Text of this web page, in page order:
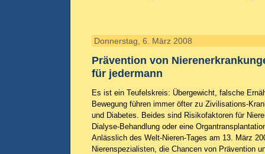
Donnerstag, 6. März 2008
Prävention von
für jedermann
Es ist ein Teufelskreis: Übergewicht, falsche
Bewegung führen immer öfter zu Zivilisations-
und Diabetes. Beides sind Risikofaktoren für
Dialyse-Behandlung oder eine
Anlässlich des Welt-Nieren-Tages am 13. März
Nierenspezialisten, die Chancen von Prävention